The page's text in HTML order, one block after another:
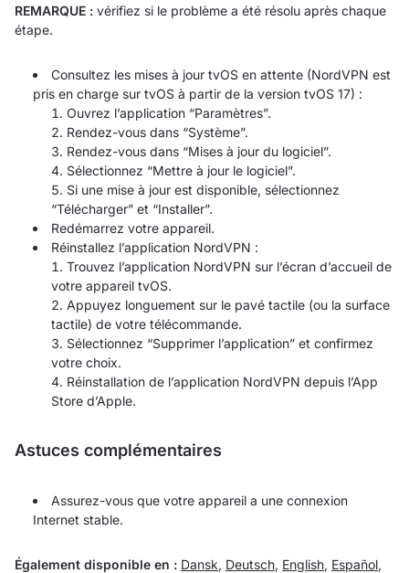
REMARQUE : vérifiez si le problème a été résolu après chaque
étape.
Consultez les mises à jour tvOS en attente (NordVPN est
pris en charge sur tvOS à partir de la version tvOS 17) :
Ouvrez l’application “Paramètres”.
Rendez-vous dans “Système”.
Rendez-vous dans “Mises à jour du logiciel”.
Sélectionnez “Mettre à jour le logiciel”.
Si une mise à jour est disponible, sélectionnez
“Télécharger” et “Installer”.
Redémarrez votre appareil.
Réinstallez l’application NordVPN :
Trouvez l’application NordVPN sur l’écran d’accueil de
votre appareil tvOS.
Appuyez longuement sur le pavé tactile (ou la surface
tactile) de votre télécommande.
Sélectionnez “Supprimer l’application” et confirmez
votre choix.
Réinstallation de l’application NordVPN depuis l’App
Store d’Apple.
Astuces complémentaires
Assurez-vous que votre appareil a une connexion
Internet stable.
Également disponible en : Dansk, Deutsch, English, Español,